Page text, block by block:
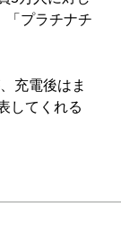
「プラチナチ
充電後はま
してくれる